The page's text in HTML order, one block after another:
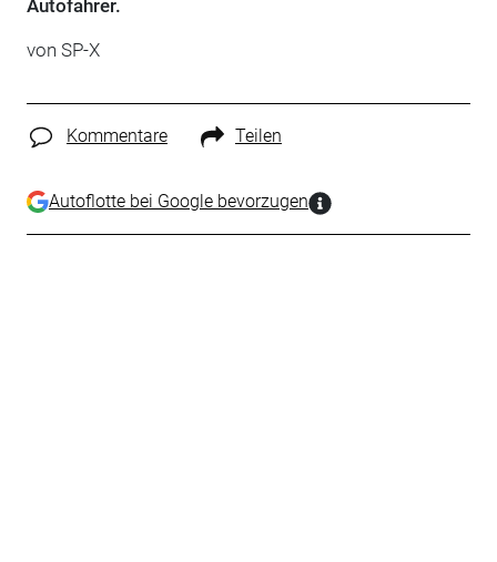
Autofahrer.
von SP-X
Kommentare Teilen
Autoflotte bei Google bevorzugen